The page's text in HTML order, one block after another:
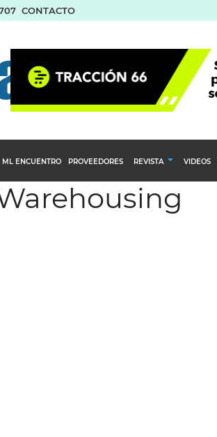
CONTACTO
y compras
ML ENCUENTRO PROVEEDORES REVISTA
Calendario Editorial
Ediciones Anteriores
VIDEOS